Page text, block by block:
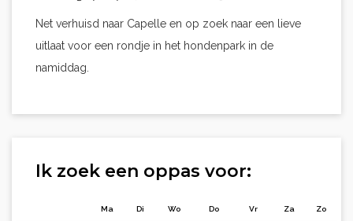
Net verhuisd naar Capelle en op zoek naar een lieve
uitlaat voor een rondje in het hondenpark in de
namiddag.
Ik zoek een oppas voor:
Ma Di Wo Do Vr Za Zo